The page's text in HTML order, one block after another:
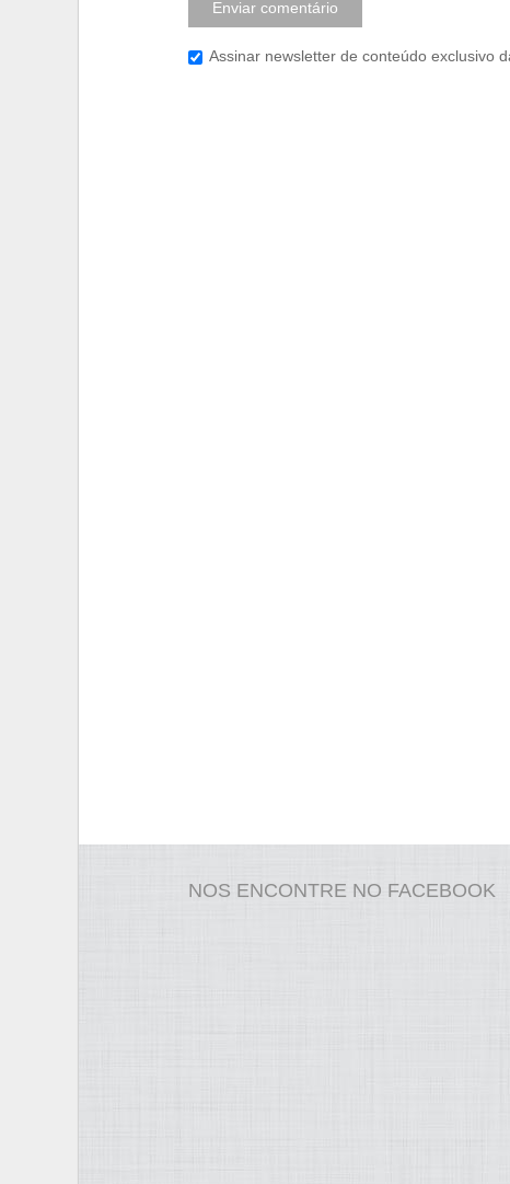
Assinar newsletter de conteúdo exclusivo
NOS ENCONTRE NO FACEBOOK